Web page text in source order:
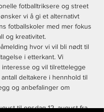
fotballtriksere og street
vi å gi et alternativt
fotballskoler med mer fokus
og kreativitet.
hvor vi vil bli nødt til
i etterkant. Vi
og vil tilrettelegge
deltakere i hennhold til
og anbefalinger om
til onsdag 12. august fra